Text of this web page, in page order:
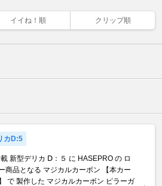
イイね！順 クリップ順
カD:5
新型デリカ Ⅾ：５ に HASEPRO の ロ
商品となる マジカルカーボン 【本カー
で 製作した マジカルカーボン ピラーガ